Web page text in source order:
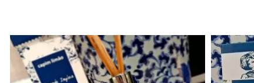
Compra rápida